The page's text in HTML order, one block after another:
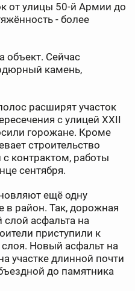
от улицы 50-й Армии до
- более
объект. Сейчас
камень,
расширят участок
с улицей XXII
горожане. Кроме
строительство
с контрактом, работы
сентября.
ещё одну
в район. Так, дорожная
слой асфальта на
приступили к
Новый асфальт на
участке длинной почти
до памятника